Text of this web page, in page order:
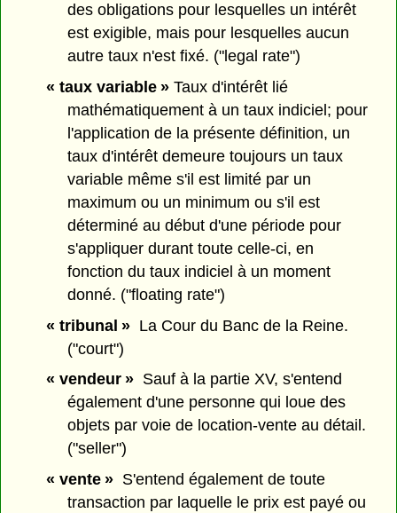
des obligations pour lesquelles un intérêt
est exigible, mais pour lesquelles aucun
autre taux n'est fixé. ("legal rate")
« taux variable »Taux d'intérêt lié
mathématiquement à un taux indiciel; pour
l'application de la présente définition, un
taux d'intérêt demeure toujours un taux
variable même s'il est limité par un
maximum ou un minimum ou s'il est
déterminé au début d'une période pour
s'appliquer durant toute celle-ci, en
fonction du taux indiciel à un moment
donné. ("floating rate")
« tribunal »La Cour du Banc de la Reine.
("court")
« vendeur »Sauf à la partie XV, s'entend
également d'une personne qui loue des
objets par voie de location-vente au détail.
("seller")
« vente »S'entend également de toute
transaction par laquelle le prix est payé ou